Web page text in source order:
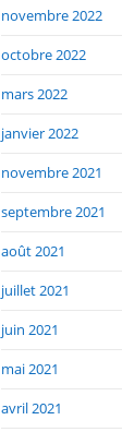
novembre 2022
octobre 2022
mars 2022
janvier 2022
novembre 2021
septembre 2021
août 2021
juillet 2021
juin 2021
mai 2021
avril 2021